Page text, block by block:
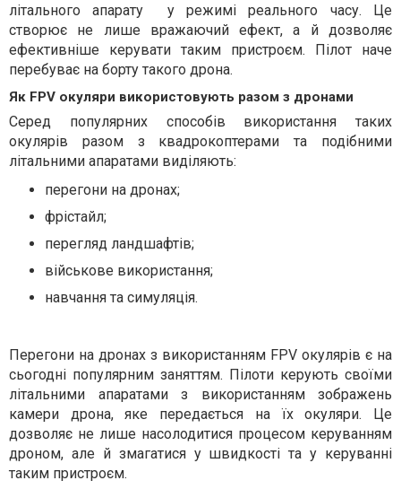
літального апарату у режимі реального часу. Це
створює не лише вражаючий ефект, а й дозволяє
ефективніше керувати таким пристроєм. Пілот наче
перебуває на борту такого дрона.
Як FPV окуляри використовують разом з дронами
Серед популярних способів використання таких
окулярів разом з квадрокоптерами та подібними
літальними апаратами виділяють:
перегони на дронах;
фрістайл;
перегляд ландшафтів;
військове використання;
навчання та симуляція.
Перегони на дронах з використанням FPV окулярів є на
сьогодні популярним заняттям. Пілоти керують своїми
літальними апаратами з використанням зображень
камери дрона, яке передається на їх окуляри. Це
дозволяє не лише насолодитися процесом керуванням
дроном, але й змагатися у швидкості та у керуванні
таким пристроєм.